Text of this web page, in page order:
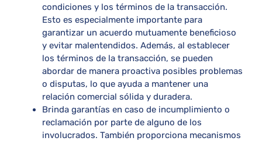
condiciones y los términos de la transacción.
Esto es especialmente importante para
garantizar un acuerdo mutuamente beneficioso
y evitar malentendidos. Además, al establecer
los términos de la transacción, se pueden
abordar de manera proactiva posibles problemas
o disputas, lo que ayuda a mantener una
relación comercial sólida y duradera.
Brinda garantías en caso de incumplimiento o
reclamación por parte de alguno de los
involucrados. También proporciona mecanismos